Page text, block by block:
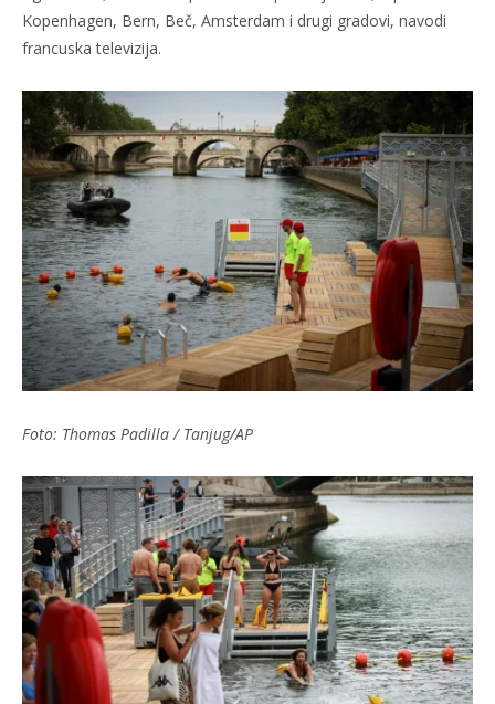
Kopenhagen, Bern, Beč, Amsterdam i drugi gradovi, navodi
francuska televizija.
Foto: Thomas Padilla / Tanjug/AP